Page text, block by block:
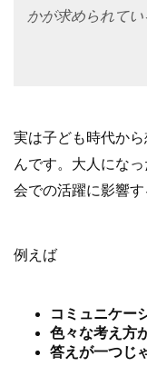
かが求められてい
実は子ども時代か
んです。大人にな
会での活躍に影響す
例えば
コミュニケー
色々な考え方
答えが一つじ